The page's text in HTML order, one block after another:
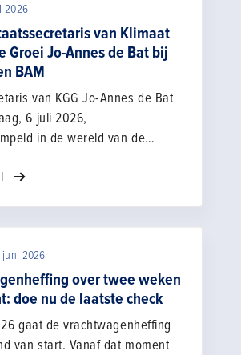
2026
van Klimaat
Groei Jo-Annes de Bat bij
BAM
van KGG Jo-Annes de Bat
6 juli 2026,
in de wereld van de
hij het opleidingscentrum
in de sector open staat.
met leermeesters en
vakmanschap, veiligheid en
van de sector.
juni 2026
over twee weken
doe nu de laatste check
gaat de vrachtwagenheffing
van start. Vanaf dat moment